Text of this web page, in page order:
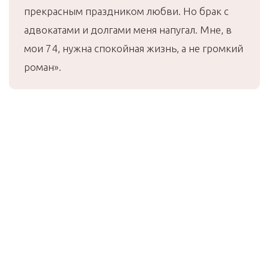
прекрасным праздником любви. Но брак с
адвокатами и долгами меня напугал. Мне, в
мои 74, нужна спокойная жизнь, а не громкий
роман».